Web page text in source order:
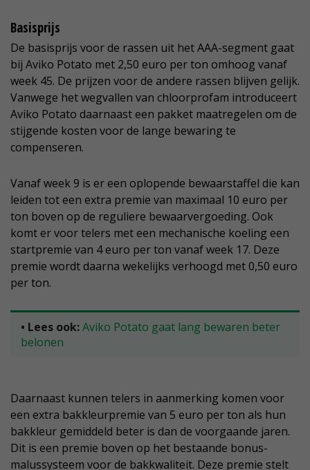
Basisprijs
De basisprijs voor de rassen uit het AAA-segment gaat
bij Aviko Potato met 2,50 euro per ton omhoog vanaf
week 45. De prijzen voor de andere rassen blijven gelijk.
Vanwege het wegvallen van chloorprofam introduceert
Aviko Potato daarnaast een pakket maatregelen om de
stijgende kosten voor de lange bewaring te
compenseren.
Vanaf week 9 is er een oplopende bewaarstaffel die kan
leiden tot een extra premie van maximaal 10 euro per
ton boven op de reguliere bewaarvergoeding. Ook
komt er voor telers met een mechanische koeling een
startpremie van 4 euro per ton vanaf week 17. Deze
premie wordt daarna wekelijks verhoogd met 0,50 euro
per ton.
• Lees ook:Aviko Potato gaat lang bewaren beter
belonen
Daarnaast kunnen telers in aanmerking komen voor
een extra bakkleurpremie van 5 euro per ton als hun
bakkleur gemiddeld beter is dan de voorgaande jaren.
Dit is een premie boven op het bestaande bonus-
malussysteem voor de bakkwaliteit. Deze premie stelt